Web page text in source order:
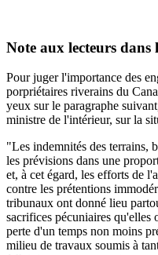
Note aux lecteurs dans
Pour juger l'importance des
porpriétaires riverains du
yeux sur le paragraphe
ministre de l'intérieur, sur la
"Les indemnités des terrains,
les prévisions dans une
et, à cet égard, les efforts de
contre les prétentions
tribunaux ont donné lieu
sacrifices pécuniaires qu'elles
perte d'un temps non moins
milieu de travaux soumis à